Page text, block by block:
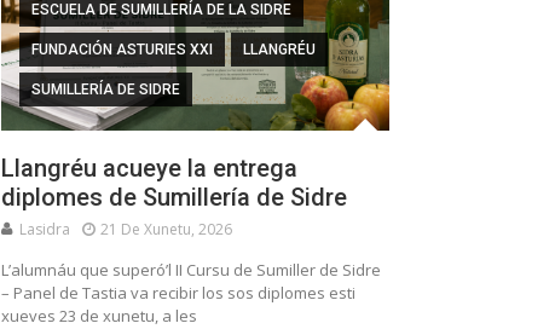
ESCUELA DE SUMILLERÍA DE LA SIDRE
FUNDACIÓN ASTURIES XXI LLANGRÉU
SUMILLERÍA DE SIDRE
Llangréu acueye la entrega
diplomes de Sumillería de Sidre
Lasidra 21 De Xunetu, 2026
L’alumnáu que superó’l II Cursu de Sumiller de Sidre
– Panel de Tastia va recibir los sos diplomes esti
xueves 23 de xunetu, a les